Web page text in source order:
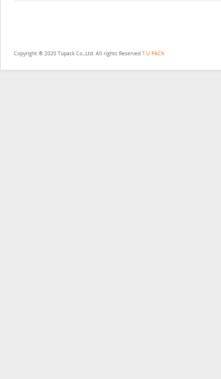
Copyright ® 2020 Tupack Co.,Ltd. All rights Reserved T.U PACK